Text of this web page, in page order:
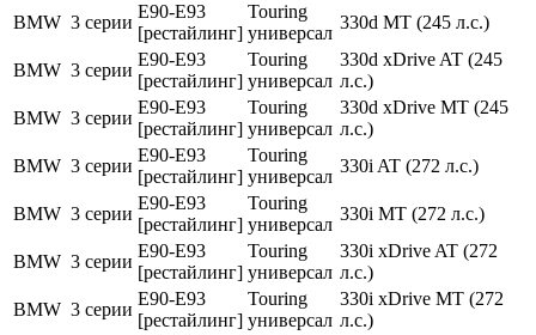
BMW 3 серии
E90-E93
[рестайлинг]
Touring
универсал
330d MT (245 л.с.)
BMW 3 серии
E90-E93
[рестайлинг]
Touring
универсал
330d xDrive AT (245
л.с.)
BMW 3 серии
E90-E93
[рестайлинг]
Touring
универсал
330d xDrive MT (245
л.с.)
BMW 3 серии
E90-E93
[рестайлинг]
Touring
универсал
330i AT (272 л.с.)
BMW 3 серии
E90-E93
[рестайлинг]
Touring
универсал
330i MT (272 л.с.)
BMW 3 серии
E90-E93
[рестайлинг]
Touring
универсал
330i xDrive AT (272
л.с.)
BMW 3 серии
E90-E93
[рестайлинг]
Touring
универсал
330i xDrive MT (272
л.с.)